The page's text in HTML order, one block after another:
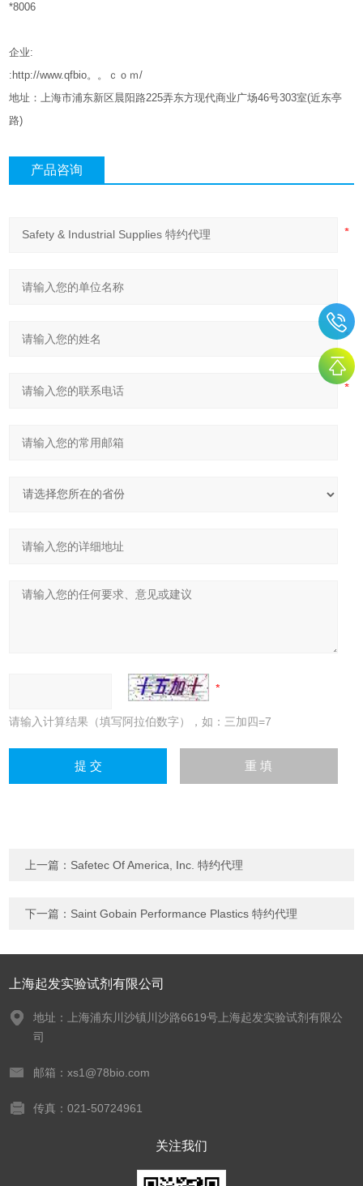
*8006
企业:
:http://www.qfbio。。ｃｏｍ/
地址：上海市浦东新区晨阳路225弄东方现代商业广场46号303室(近东亭
路)
产品咨询
请输入计算结果（填写阿拉伯数字），如：三加四=7
上一篇： Safetec Of America, Inc. 特约代理
下一篇： Saint Gobain Performance Plastics 特约代理
上海起发实验试剂有限公司
地址：上海浦东川沙镇川沙路6619号上海起发实验试剂有限公
司
邮箱：xs1@78bio.com
传真：021-50724961
关注我们